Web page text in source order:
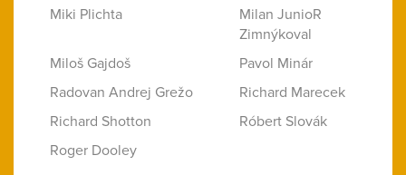
Miki Plichta
Milan JunioR
Zimnýkoval
Miloš Gajdoš
Pavol Minár
Radovan Andrej Grežo
Richard Marecek
Richard Shotton
Róbert Slovák
Roger Dooley